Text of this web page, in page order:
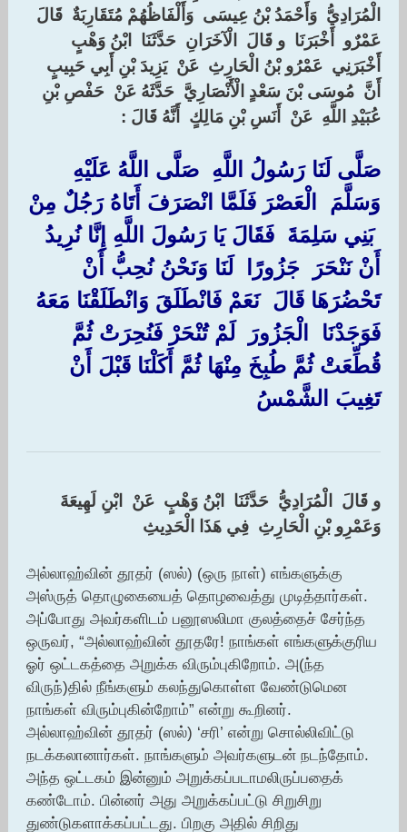
الْمُرَادِيُّ ‏ ‏وَأَحْمَدُ بْنُ عِيسَى ‏ ‏وَأَلْفَاظُهُمْ مُتَقَارِبَةٌ ‏ ‏قَالَ ‏
‏عَمْرٌو ‏ ‏أَخْبَرَنَا ‏ ‏و قَالَ ‏ ‏الْآخَرَانِ ‏ ‏حَدَّثَنَا ‏ ‏ابْنُ وَهْبٍ ‏
‏أَخْبَرَنِي ‏ ‏عَمْرُو بْنُ الْحَارِثِ ‏ ‏عَنْ ‏ ‏يَزِيدَ بْنِ أَبِي حَبِيبٍ ‏
‏أَنَّ ‏ ‏مُوسَى بْنَ سَعْدٍ الْأَنْصَارِيَّ ‏ ‏حَدَّثَهُ عَنْ ‏ ‏حَفْصِ بْنِ
عُبَيْدِ اللَّهِ ‏ ‏عَنْ ‏ ‏أَنَسِ بْنِ مَالِكٍ ‏ ‏أَنَّهُ قَالَ ‏:‏
صَلَّى لَنَا رَسُولُ اللَّهِ ‏ ‏صَلَّى اللَّهُ عَلَيْهِ
وَسَلَّمَ ‏ ‏الْعَصْرَ فَلَمَّا انْصَرَفَ أَتَاهُ رَجُلٌ مِنْ
‏ ‏بَنِي سَلِمَةَ ‏ ‏فَقَالَ يَا رَسُولَ اللَّهِ إِنَّا نُرِيدُ
أَنْ نَنْحَرَ ‏ ‏جَزُورًا ‏ ‏لَنَا وَنَحْنُ نُحِبُّ أَنْ
تَحْضُرَهَا قَالَ ‏ ‏نَعَمْ فَانْطَلَقَ وَانْطَلَقْنَا مَعَهُ
فَوَجَدْنَا ‏ ‏الْجَزُورَ ‏ ‏لَمْ تُنْحَرْ فَنُحِرَتْ ثُمَّ
قُطِّعَتْ ثُمَّ طُبِخَ مِنْهَا ثُمَّ أَكَلْنَا قَبْلَ أَنْ
تَغِيبَ الشَّمْسُ ‏
و قَالَ ‏ ‏الْمُرَادِيُّ ‏ ‏حَدَّثَنَا ‏ ‏ابْنُ وَهْبٍ ‏ ‏عَنْ ‏ ‏ابْنِ لَهِيعَةَ ‏
‏وَعَمْرِو بْنِ الْحَارِثِ ‏ ‏فِي هَذَا الْحَدِيثِ
அல்லாஹ்வின் தூதர் (ஸல்) (ஒரு நாள்) எங்களுக்கு
அஸ்ருத் தொழுகையைத் தொழவைத்து முடித்தார்கள்.
அப்போது அவர்களிடம் பனூஸலிமா குலத்தைச் சேர்ந்த
ஒருவர், “அல்லாஹ்வின் தூதரே! நாங்கள் எங்களுக்குரிய
ஓர் ஒட்டகத்தை அறுக்க விரும்புகிறோம். அ(ந்த
விருந்)தில் நீங்களும் கலந்துகொள்ள வேண்டுமென
நாங்கள் விரும்புகின்றோம்” என்று கூறினர்.
அல்லாஹ்வின் தூதர் (ஸல்) ‘சரி’ என்று சொல்லிவிட்டு
நடக்கலானார்கள். நாங்களும் அவர்களுடன் நடந்தோம்.
அந்த ஒட்டகம் இன்னும் அறுக்கப்படாமலிருப்பதைக்
கண்டோம். பின்னர் அது அறுக்கப்பட்டு சிறுசிறு
துண்டுகளாக்கப்பட்டது. பிறகு அதில் சிறிது